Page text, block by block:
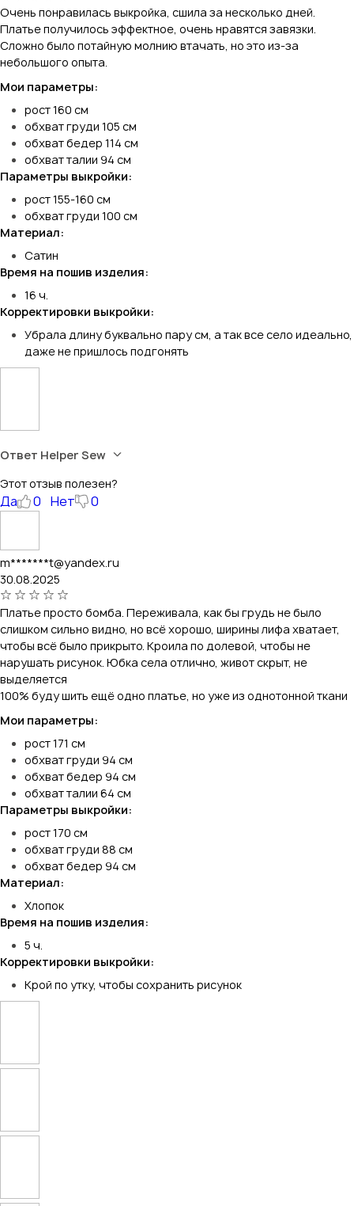
Очень понравилась выкройка, сшила за несколько дней.
Платье получилось эффектное, очень нравятся завязки.
Сложно было потайную молнию втачать, но это из-за
небольшого опыта.
Мои параметры:
рост 160 см
обхват груди 105 см
обхват бедер 114 см
обхват талии 94 см
Параметры выкройки:
рост 155-160 см
обхват груди 100 см
Материал:
Сатин
Время на пошив изделия:
16 ч.
Корректировки выкройки:
Убрала длину буквально пару см, а так все село идеально,
даже не пришлось подгонять
Ответ Helper Sew
Этот отзыв полезен?
Да 0 Нет 0
m*******t@yandex.ru
30.08.2025
Платье просто бомба. Переживала, как бы грудь не было
слишком сильно видно, но всё хорошо, ширины лифа хватает,
чтобы всё было прикрыто. Кроила по долевой, чтобы не
нарушать рисунок. Юбка села отлично, живот скрыт, не
выделяется
100% буду шить ещё одно платье, но уже из однотонной ткани
Мои параметры:
рост 171 см
обхват груди 94 см
обхват бедер 94 см
обхват талии 64 см
Параметры выкройки:
рост 170 см
обхват груди 88 см
обхват бедер 94 см
Материал:
Хлопок
Время на пошив изделия:
5 ч.
Корректировки выкройки:
Крой по утку, чтобы сохранить рисунок